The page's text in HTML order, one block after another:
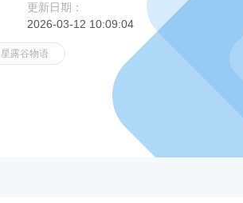
更新日期：
2026-03-12 10:09:04
星露谷物语